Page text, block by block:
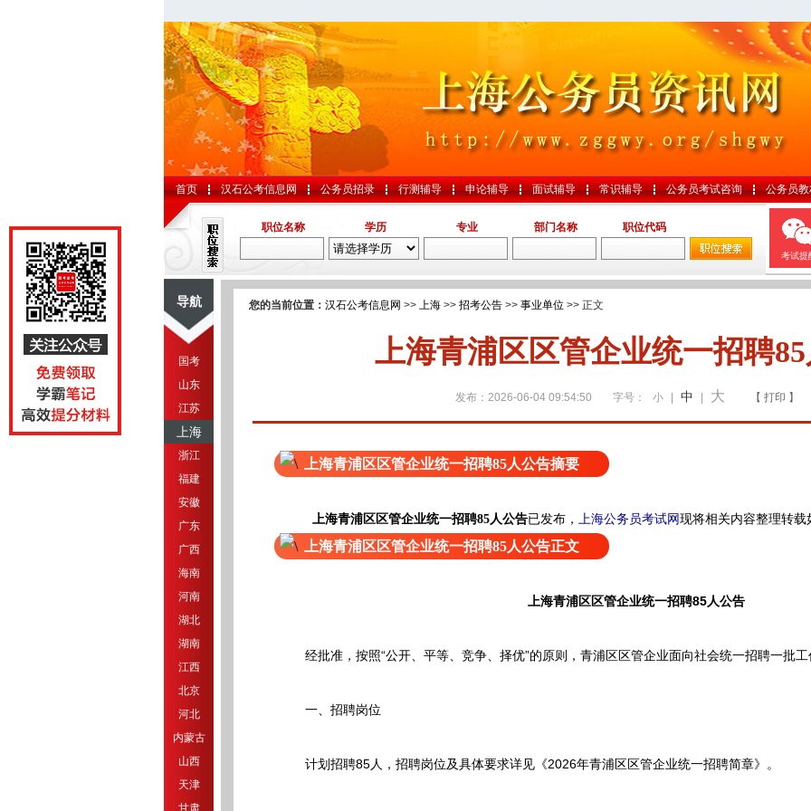
首页 汉石公考信息网 公务员招录 行测辅导 申论辅导 面试辅导 常识辅导 公务员考试咨询 公务员
职位名称 学历 专业 部门名称 职位代码
考试提
导航
国考
山东
江苏
上海
浙江
福建
安徽
广东
广西
海南
河南
湖北
湖南
江西
北京
河北
内蒙古
山西
天津
甘肃
您的当前位置： 汉石公考信息网 >> 上海 >> 招考公告 >> 事业单位 >> 正文
上海青浦区区管企业统一招聘
发布：2026-06-04 09:54:50 字号： 小 中 大 【 打印 】
上海青浦区区管企业统一招聘85人公告摘要
上海青浦区区管企业统一招聘85人公告已发布， 上海公务员考试网现将相关内容整理转载
上海青浦区区管企业统一招聘85人公告正文
上海青浦区区管企业统一招聘85人公告
经批准，按照“公开、平等、竞争、择优”的原则，青浦区区管企业面向社会统一招聘一批工
一、招聘岗位
计划招聘85人，招聘岗位及具体要求详见《2026年青浦区区管企业统一招聘简章》。